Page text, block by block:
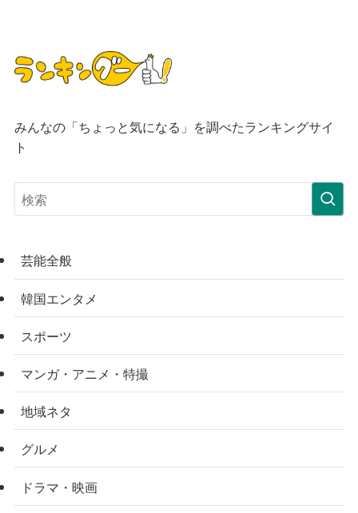
みんなの「ちょっと気になる」を調べたランキングサイ
ト
芸能全般
韓国エンタメ
スポーツ
マンガ・アニメ・特撮
地域ネタ
グルメ
ドラマ・映画